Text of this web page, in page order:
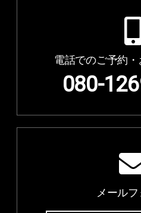
電話でのご予約
080-
メール